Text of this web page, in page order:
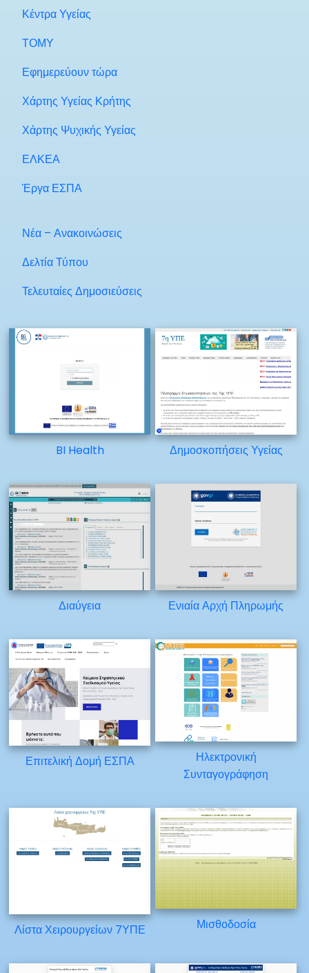
Κέντρα Υγείας
ΤΟΜΥ
Εφημερεύουν τώρα
Χάρτης Υγείας Κρήτης
Χάρτης Ψυχικής Υγείας
ΕΛΚΕΑ
Έργα ΕΣΠΑ
Νέα – Ανακοινώσεις
Δελτία Τύπου
Τελευταίες Δημοσιεύσεις
BI Health Δημοσκοπήσεις Υγείας
Διαύγεια Ενιαία Αρχή Πληρωμής
Επιτελική Δομή ΕΣΠΑ
Ηλεκτρονική
Συνταγογράφηση
Λίστα Χειρουργείων 7ΥΠΕ Μισθοδοσία